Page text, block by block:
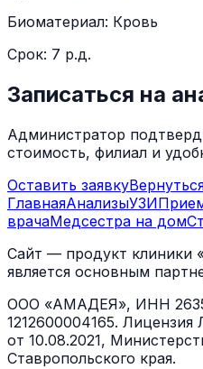
Биоматериал: Кровь
Срок: 7 р.д.
Записаться на
Администратор
стоимость, филиал и
Оставить заявку
ГлавнаяАнализыУЗИ
врачаМедсестра на дом
Сайт — продукт клиники
является основным
ООО «АМАДЕЯ», ИНН
1212600004165. Лицензия
от 10.08.2021,
Ставропольского края.